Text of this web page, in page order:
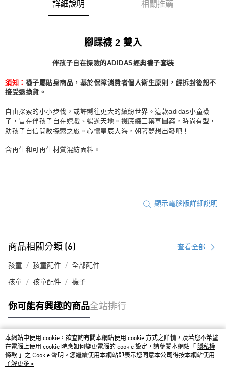
每筆NT$80，滿NT$1,500(含以上)免運費
付款後門市自取
每筆NT$80，滿NT$1,500(含以上)免運費
詳細說明 相關推薦
腳踝襪 2 雙入
伴孩子自在探險的ADIDAS經典襪子套裝
須知： 襪子屬貼身商品，基於保障消費者個人衛生原則，經拆封後恕不
接受退換貨。
自由探索的小小步伐，或許嚮往更大的繽紛世界。這款adidas小童襪
子，旨在伴孩子自在嬉戲、暢遊天地。襪底綴三葉草圖案，時尚有型，
助孩子自信開啟探索之旅。心懷星辰大海，朝著夢想出發吧！
含再生和可再生材質混紡面料。
顯示電腦版詳細說明
商品相關分類 (6) 查看全部
孩童 孩童配件 全部配件
孩童 孩童配件 襪子
你可能有興趣的商品全站排行
熱門標籤
本網站中使用 cookie，欲查詢有關本網站使用 cookie 方式之詳情，及若您不希望
在電腦上使用 cookie 時應如何變更電腦的 cookie 設定，請參閱本網站「
隱私權
條款 」之 Cookie 聲明。您繼續使用本網站即表示您同意本公司得按本網站使用條
款之 Cookie 聲明使用 cookie。
了解更多 >